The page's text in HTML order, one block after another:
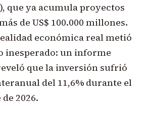
que ya acumula proyectos
de US$ 100.000 millones.
económica real metió
inesperado: un informe
que la inversión sufrió
del 11,6% durante el
2026.